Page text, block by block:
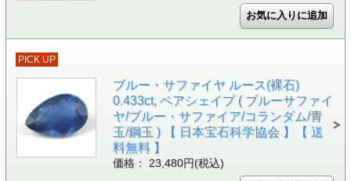
PICK UP
ブルー・サファイヤ ルース(裸石)
0.433ct, ペアシェイプ ( ブルーサファイ
ヤ/ブルー・サファイア/コランダム/青
玉/鋼玉 ) 【 日本宝石科学協会 】【 送
料無料 】
価格： 23,480円(税込)